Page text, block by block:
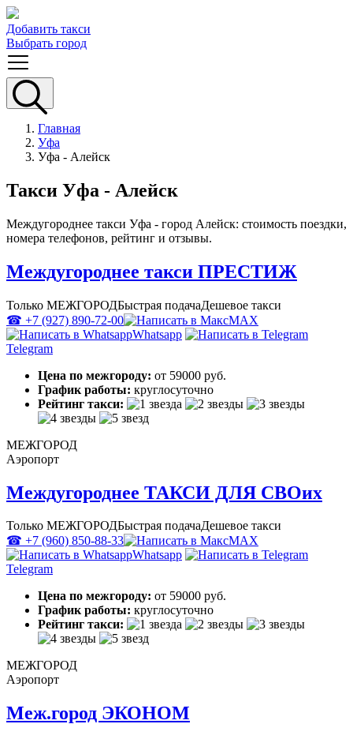
Добавить такси
Выбрать город
Главная
Уфа
Уфа - Алейск
Такси Уфа - Алейск
Междугороднее такси Уфа - город Алейск: стоимость поездки,
номера телефонов, рейтинг и отзывы.
Междугороднее такси ПРЕСТИЖ
Только МЕЖГОРОДБыстрая подачаДешевое такси
☎ +7 (927) 890-72-00
MAX
Whatsapp
Telegram
Цена по межгороду: от 59000 руб.
График работы: круглосуточно
Рейтинг такси:
МЕЖГОРОД
Аэропорт
Междугороднее ТАКСИ ДЛЯ СВОих
Только МЕЖГОРОДБыстрая подачаДешевое такси
☎ +7 (960) 850-88-33
MAX
Whatsapp
Telegram
Цена по межгороду: от 59000 руб.
График работы: круглосуточно
Рейтинг такси:
МЕЖГОРОД
Аэропорт
Меж.город ЭКОНОМ